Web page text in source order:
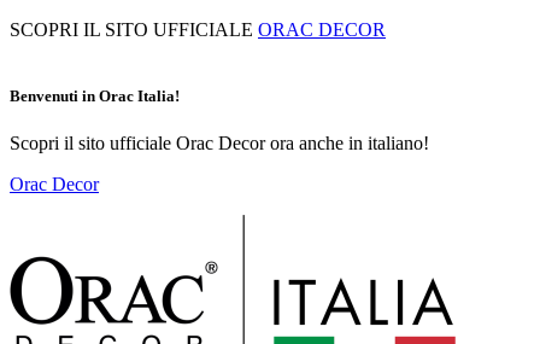
Salta
principale
SCOPRI IL SITO UFFICIALE ORAC DECOR
Benvenuti in Orac Italia!
Scopri il sito ufficiale Orac Decor ora anche in italiano!
Orac Decor